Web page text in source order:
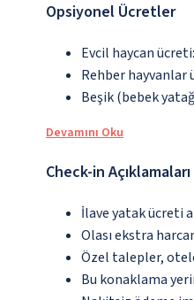
Opsiyonel Ücretler
Evcil haycan
Rehber hayvanlar
Beşik (bebek
Devamını Oku
Check-in Açıklamaları
İlave yatak ücreti
Olası ekstra
Özel talepler,
Bu konaklama